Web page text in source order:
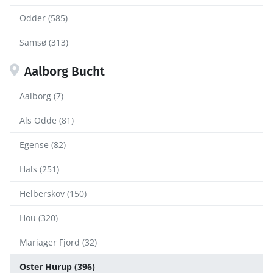
Odder (585)
Samsø (313)
Aalborg Bucht
Aalborg (7)
Als Odde (81)
Egense (82)
Hals (251)
Helberskov (150)
Hou (320)
Mariager Fjord (32)
Oster Hurup (396)